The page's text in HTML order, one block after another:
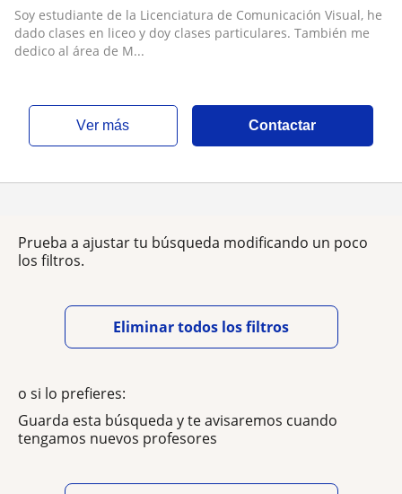
Soy estudiante de la Licenciatura de Comunicación Visual, he
dado clases en liceo y doy clases particulares. También me
dedico al área de M...
ver más Contactar
Prueba a ajustar tu búsqueda modificando un poco
los filtros.
Eliminar todos los filtros
o si lo prefieres:
Guarda esta búsqueda y te avisaremos cuando
tengamos nuevos profesores